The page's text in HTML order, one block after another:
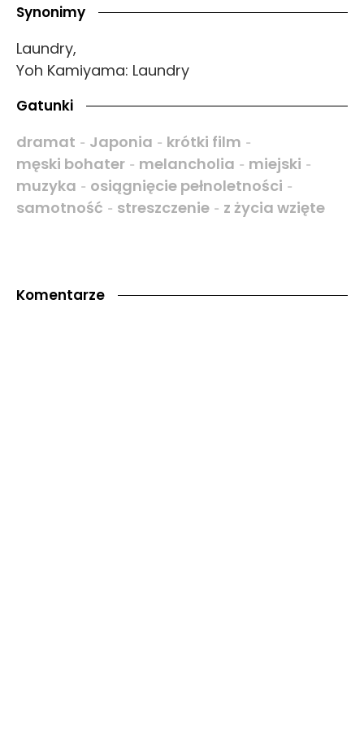
Synonimy
Laundry,
Yoh Kamiyama: Laundry
Gatunki
dramat - Japonia - krótki film -
męski bohater - melancholia - miejski -
muzyka - osiągnięcie pełnoletności -
samotność - streszczenie - z życia wzięte
Komentarze